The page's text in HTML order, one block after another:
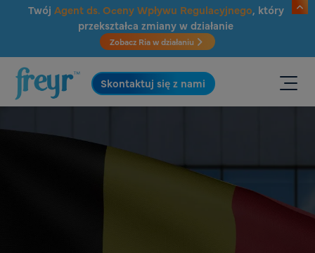
Przejdź do głównej treści
Twój Agent ds. Oceny Wpływu Regulacyjnego, który
przekształca zmiany w działanie
Zobacz Ria w działaniu
.
Skontaktuj się z nami